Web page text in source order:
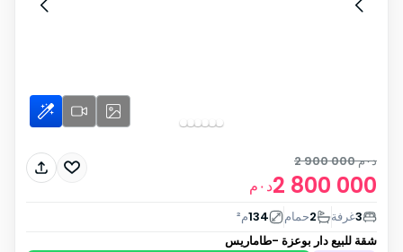
2 800 000د٠م
2 900 000 د٠م
3غرفة 2حمام 134م²
شقة للبيعدار بوعزة -طاماريس